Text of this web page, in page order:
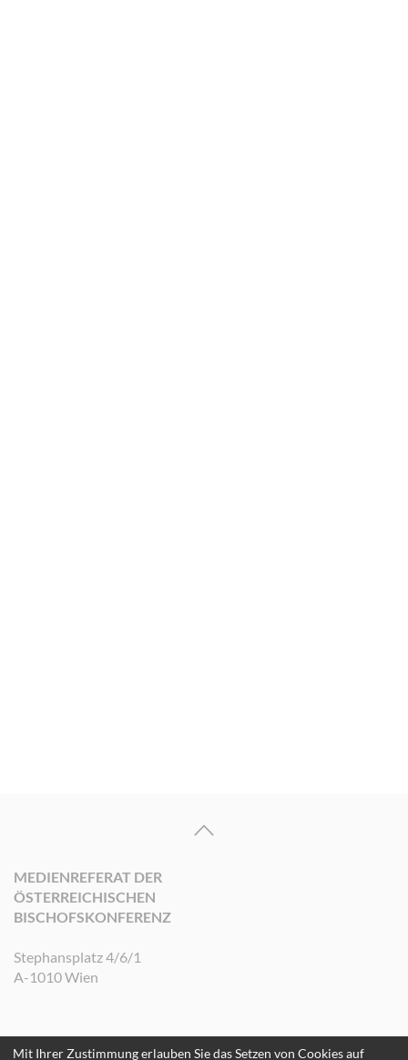
MEDIENREFERAT DER
ÖSTERREICHISCHEN
BISCHOFSKONFERENZ
Stephansplatz 4/6/1
A-1010 Wien
Mit Ihrer Zustimmung erlauben Sie das Setzen von Cookies auf